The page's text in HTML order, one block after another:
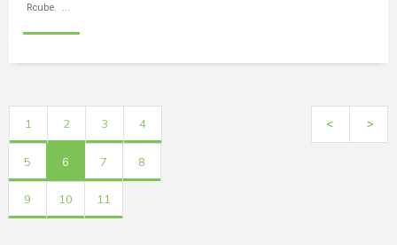
Rcube. ...
1 2 3 4
5 6 7 8
9 10 11
< >